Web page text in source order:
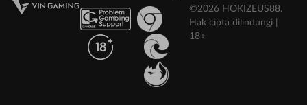
©2026 HOKIZEUS88.
Hak cipta dilindungi |
18+